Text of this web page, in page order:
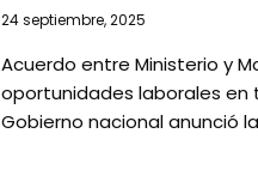
24 septiembre, 2025
Acuerdo entre Ministerio y
oportunidades laborales en
Gobierno nacional anunció